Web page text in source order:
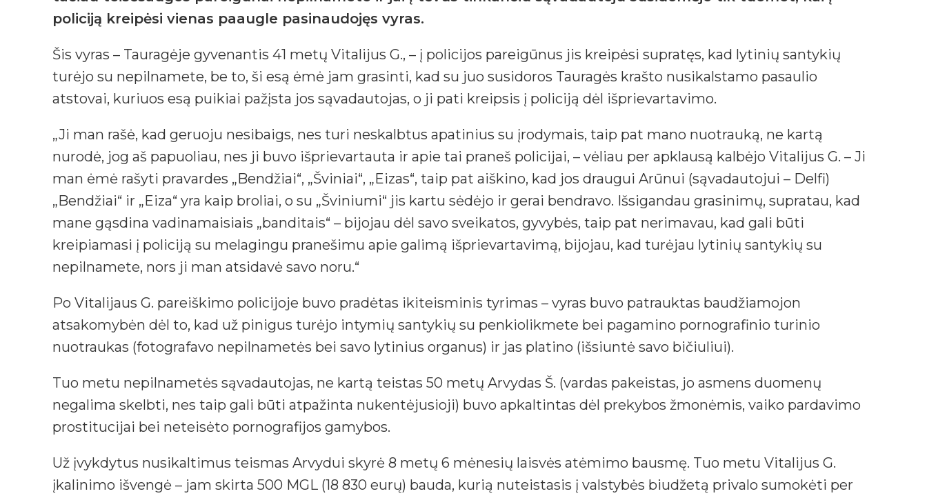
policiją kreipėsi vienas paaugle pasinaudojęs vyras.
Šis vyras – Tauragėje gyvenantis 41 metų Vitalijus G., – į policijos pareigūnus jis kreipėsi supratęs, kad lytinių santykių
turėjo su nepilnamete, be to, ši esą ėmė jam grasinti, kad su juo susidoros Tauragės krašto nusikalstamo pasaulio
atstovai, kuriuos esą puikiai pažįsta jos sąvadautojas, o ji pati kreipsis į policiją dėl išprievartavimo.
„Ji man rašė, kad geruoju nesibaigs, nes turi neskalbtus apatinius su įrodymais, taip pat mano nuotrauką, ne kartą
nurodė, jog aš papuoliau, nes ji buvo išprievartauta ir apie tai praneš policijai, – vėliau per apklausą kalbėjo Vitalijus G. – Ji
man ėmė rašyti pravardes „Bendžiai“, „Šviniai“, „Eizas“, taip pat aiškino, kad jos draugui Arūnui (sąvadautojui – Delfi)
„Bendžiai“ ir „Eiza“ yra kaip broliai, o su „Šviniumi“ jis kartu sėdėjo ir gerai bendravo. Išsigandau grasinimų, supratau, kad
mane gąsdina vadinamaisiais „banditais“ – bijojau dėl savo sveikatos, gyvybės, taip pat nerimavau, kad gali būti
kreipiamasi į policiją su melagingu pranešimu apie galimą išprievartavimą, bijojau, kad turėjau lytinių santykių su
nepilnamete, nors ji man atsidavė savo noru.“
Po Vitalijaus G. pareiškimo policijoje buvo pradėtas ikiteisminis tyrimas – vyras buvo patrauktas baudžiamojon
atsakomybėn dėl to, kad už pinigus turėjo intymių santykių su penkiolikmete bei pagamino pornografinio turinio
nuotraukas (fotografavo nepilnametės bei savo lytinius organus) ir jas platino (išsiuntė savo bičiuliui).
Tuo metu nepilnametės sąvadautojas, ne kartą teistas 50 metų Arvydas Š. (vardas pakeistas, jo asmens duomenų
negalima skelbti, nes taip gali būti atpažinta nukentėjusioji) buvo apkaltintas dėl prekybos žmonėmis, vaiko pardavimo
prostitucijai bei neteisėto pornografijos gamybos.
Už įvykdytus nusikaltimus teismas Arvydui skyrė 8 metų 6 mėnesių laisvės atėmimo bausmę. Tuo metu Vitalijus G.
įkalinimo išvengė – jam skirta 500 MGL (18 830 eurų) bauda, kurią nuteistasis į valstybės biudžetą privalo sumokėti per